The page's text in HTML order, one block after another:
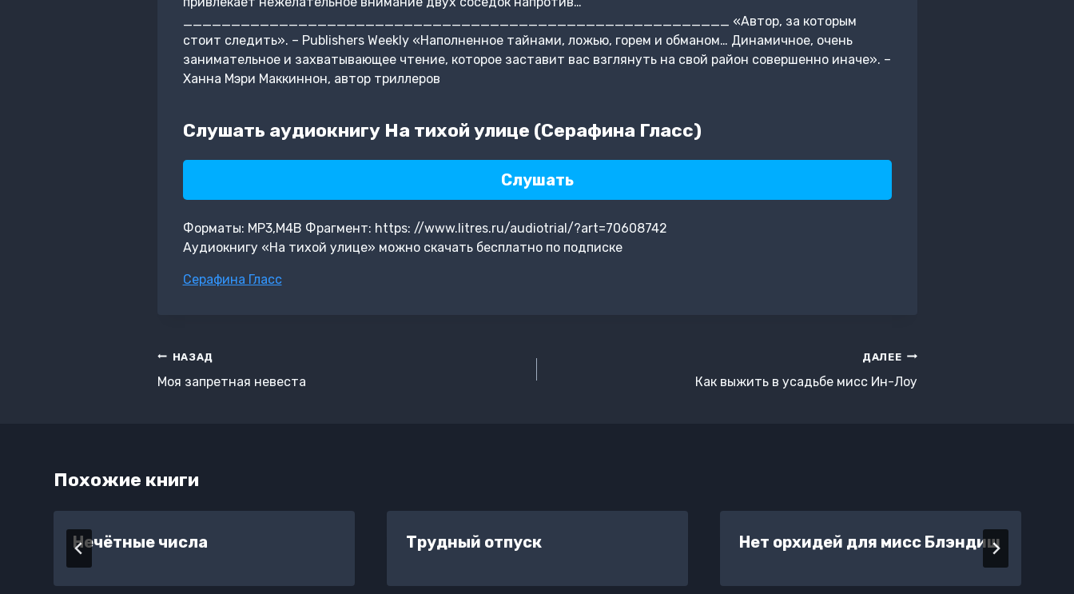
_________________________________________________________ «Автор, за которым
стоит следить». – Publishers Weekly «Наполненное тайнами, ложью, горем и обманом… Динамичное, очень
занимательное и захватывающее чтение, которое заставит вас взглянуть на свой район совершенно иначе». –
Ханна Мэри Маккиннон, автор триллеров
Слушать аудиокнигу На тихой улице (Серафина Гласс)
Слушать
Форматы: MP3,M4B Фрагмент: https: //www.litres.ru/audiotrial/?art=70608742
Аудиокнигу «На тихой улице» можно скачать бесплатно по подписке
Метки
Серафина Гласс
Навигация
по
НАЗАД
Моя запретная невеста
ДАЛЕЕ
Как выжить в усадьбе мисс Ин-Лоу
Похожие книги
Нечётные числа Трудный отпуск Нет орхидей для мисс Блэндиш